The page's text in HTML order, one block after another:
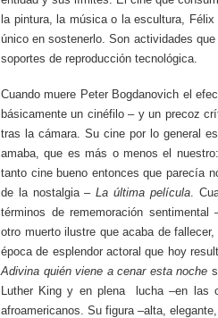
la pintura, la música o la escultura,
único en sostenerlo. Son actividades
soportes de reproducción tecnológica.
Cuando muere Peter Bogdanovich el
básicamente un cinéfilo – y un precoz
tras la cámara. Su cine por lo general
amaba, que es más o menos el
tanto cine bueno entonces que parecía
de la nostalgia –La última película.
términos de rememoración
otro muerto ilustre que acaba de
época de esplendor actoral que hoy
Adivina quién viene a cenar esta noche
Luther King y en plena lucha –en las
afroamericanos. Su figura –alta,